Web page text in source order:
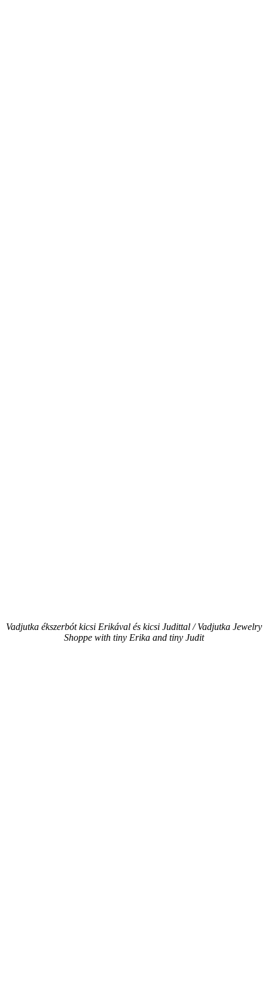
Vadjutka ékszerbót kicsi Erikával és kicsi Judittal / Vadjutka Jewelry
Shoppe with tiny Erika and tiny Judit